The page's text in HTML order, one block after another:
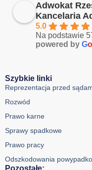
Adwokat
Kancelaria
5.0
Na podstawie
powered by Go
Szybkie linki
Reprezentacja przed
Rozwód
Prawo karne
Sprawy spadkowe
Prawo pracy
Odszkodowania